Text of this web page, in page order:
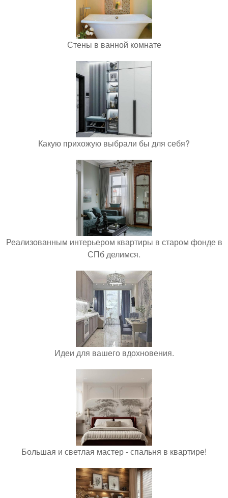
Стены в ванной комнате
Какую прихожую выбрали бы для себя?
Реализованным интерьером квартиры в старом фонде в
СПб делимся.
Идеи для вашего вдохновения.
Большая и светлая мастер - спальня в квартире!